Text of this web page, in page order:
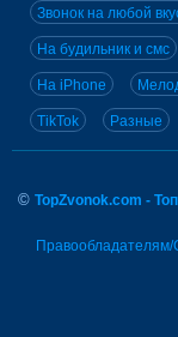
Звонок на любой
На будильник и смс
На iPhone
TikTok Разные
© TopZvonok.com -
Правообладателям/